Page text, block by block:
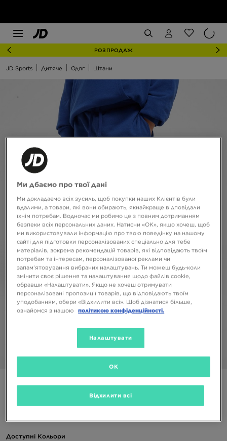
РОЗПРОДАЖ
JD Sports Дитяче Одяг Штани
Доступні Кольори
Ми дбаємо про твої дані
Ми докладаємо всіх зусиль, щоб покупки наших Клієнтів були
вдалими, а товари, які вони обирають, якнайкраще відповідали
їхнім потребам. Водночас ми робимо це з повним дотриманням
безпеки всіх персональних даних. Натисни «OK», якщо хочеш, щоб
ми використовували інформацію про твою поведінку на нашому
сайті для підготовки персоналізованих спеціально для тебе
матеріалів, зокрема рекомендацій товарів, які відповідають твоїм
потребам та інтересам, персоналізованої реклами чи
запам’ятовування вибраних налаштувань. Ти можеш будь-коли
змінити своє рішення та налаштування щодо файлів cookie,
обравши «Налаштувати». Якщо не хочеш отримувати
персоналізовані пропозиції товарів, що відповідають твоїм
уподобанням, обери «Відхилити всі». Щоб дізнатися більше,
ознайомся з нашою
політикою конфіденційності.
Налаштувати
Відхилити всі
OK